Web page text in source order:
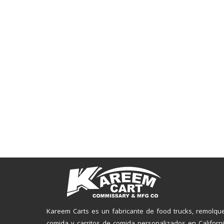
Kareem Carts es un fabricante de food trucks,